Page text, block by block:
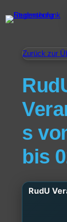
Zurück zur
s
bis
RudU